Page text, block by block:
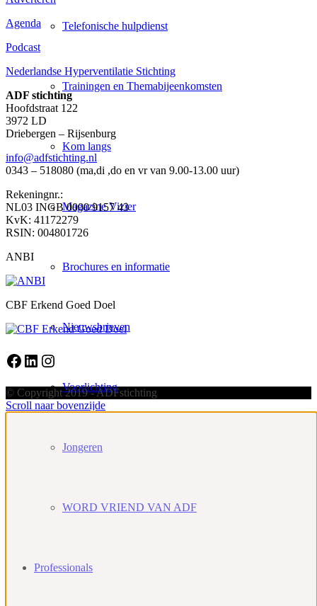
Telefonische hulpdienst
Trainingen en Themabijeenkomsten
Kom langs
Magazine Vizier
Brochures en informatie
Nieuwsbrieven
Voorlichting
Jongeren
WORD VRIEND VAN ADF
Professionals
Agenda
Podcast
Nederlandse Hyperventilatie Stichting
ADF stichting
Hoofdstraat 122
3972 LD
Driebergen – Rijsenburg
info@adfstichting.nl
0343 – 518080 (ma,di ,do en vr van 9.00-13.00 uur)
Rekeningnr.:
NL03 INGB 0000 9157 43
KvK: 41172279
RSIN: 004801726
ANBI
CBF Erkend Goed Doel
Facebook
LinkedIn
Instagram
© Copyright 2019 - ADFstichting
Scroll naar bovenzijde